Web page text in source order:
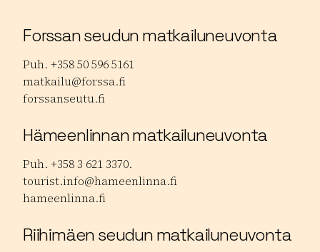
Forssan seudun matkailuneuvonta
Puh. +358 50 596 5161
matkailu@forssa.fi
forssanseutu.fi
Hämeenlinnan matkailuneuvonta
Puh. +358 3 621 3370.
tourist.info@hameenlinna.fi
hameenlinna.fi
Riihimäen seudun matkailuneuvonta